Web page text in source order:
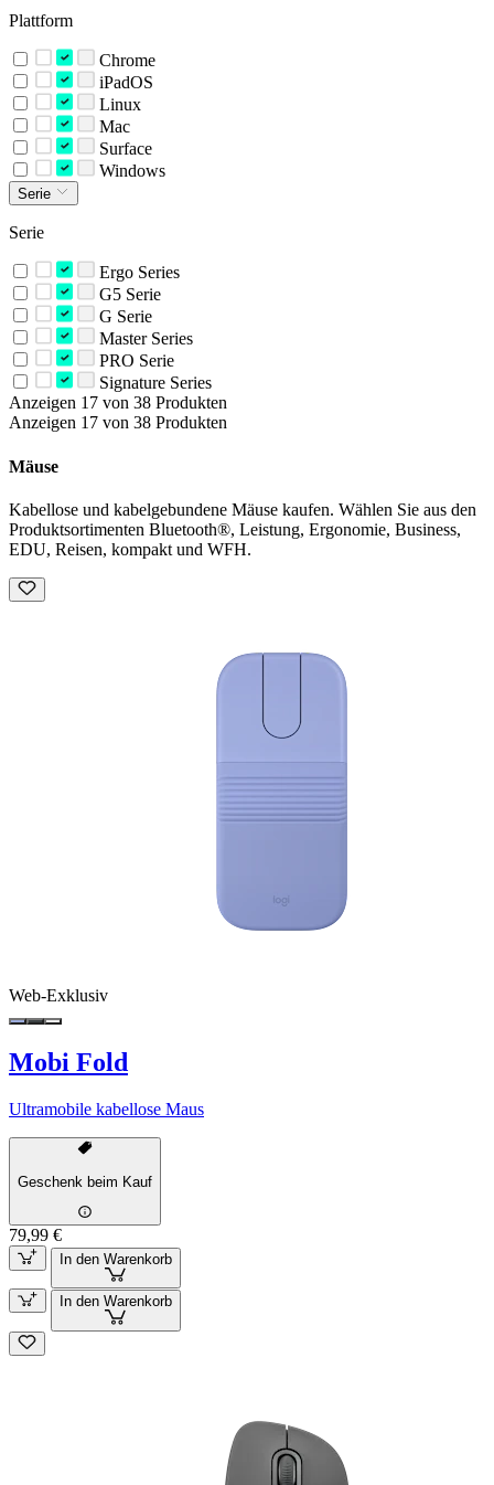
Plattform
Chrome
iPadOS
Linux
Mac
Surface
Windows
Serie
Serie
Ergo Series
G5 Serie
G Serie
Master Series
PRO Serie
Signature Series
Anzeigen 17 von 38 Produkten
Anzeigen 17 von 38 Produkten
Mäuse
Kabellose und kabelgebundene Mäuse kaufen. Wählen Sie aus den
Produktsortimenten Bluetooth®, Leistung, Ergonomie, Business,
EDU, Reisen, kompakt und WFH.
Web-Exklusiv
Mobi Fold
Ultramobile kabellose Maus
Geschenk beim Kauf
79,99 €
In den Warenkorb
In den Warenkorb